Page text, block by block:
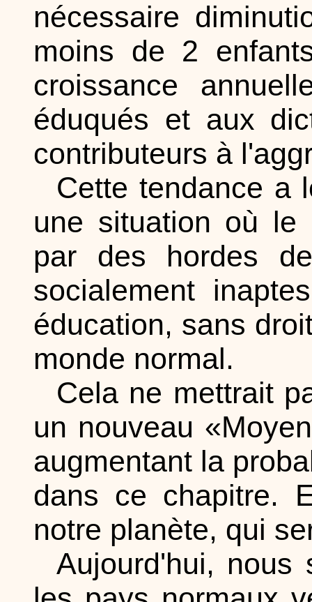
nécessaire
moins de 2
croissance
éduqués et aux
contributeurs à
Cette tendance a
une situation où le
par des hordes
socialement
éducation, sans
monde normal.
Cela ne mettrait
un nouveau
augmentant la
dans ce chapitre.
notre planète, qui
Aujourd'hui, nous